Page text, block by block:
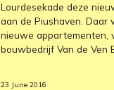
Lourdesekade deze
aan de Piushaven. Daar
nieuwe appartementen,
bouwbedrijf Van de Ven
23 June 2016